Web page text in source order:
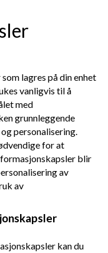
lagres på din enhet
vanligvis til å
med
grunnleggende
personalisering.
for at
blir
av
av
kan du